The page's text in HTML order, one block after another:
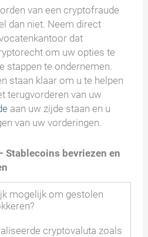
van een cryptofraude
dan niet. Neem direct
dat
om uw opties te
stappen te ondernemen.
staan klaar om u te helpen
terugvorderen van uw
aan uw zijde staan en u
van uw vorderingen.
Stablecoins bevriezen en
mogelijk om gestolen
cryptovaluta zoals